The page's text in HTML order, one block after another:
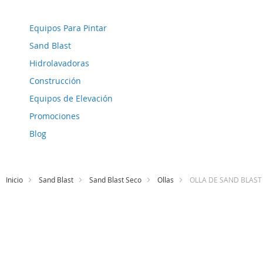
Equipos Para Pintar
Sand Blast
Hidrolavadoras
Construcción
Equipos de Elevación
Promociones
Blog
Inicio Sand Blast Sand Blast Seco Ollas OLLA DE SAND BLAST